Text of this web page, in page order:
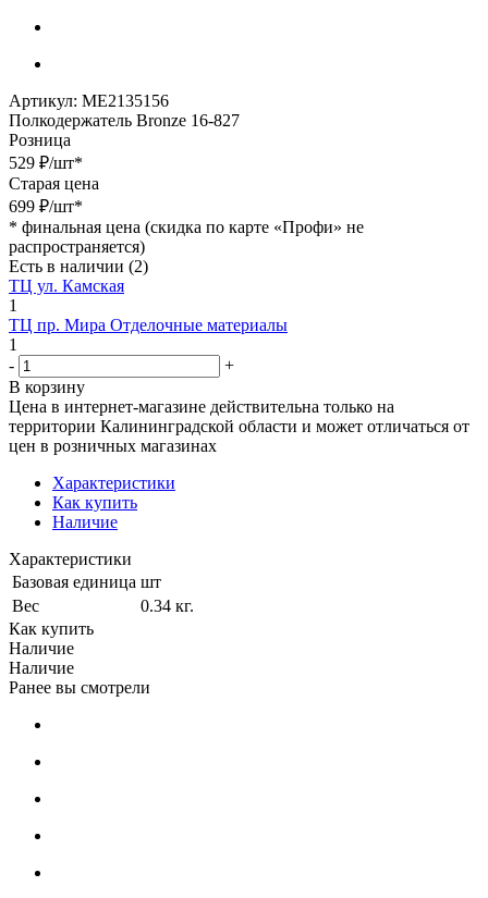
Артикул: МЕ2135156
Полкодержатель Bronze 16-827
Розница
529 ₽/шт*
Старая цена
699 ₽/шт*
* финальная цена (скидка по карте «Профи» не
распространяется)
Есть в наличии (2)
ТЦ ул. Камская
1
ТЦ пр. Мира Отделочные материалы
1
-
+
В корзину
Цена в интернет-магазине действительна только на
территории Калининградской области и может отличаться от
цен в розничных магазинах
Характеристики
Как купить
Наличие
Характеристики
Базовая единица шт
Вес
0.34 кг.
Как купить
Наличие
Наличие
Ранее вы смотрели